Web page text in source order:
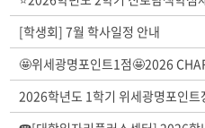
[학생회] 7월 학사일정 안내